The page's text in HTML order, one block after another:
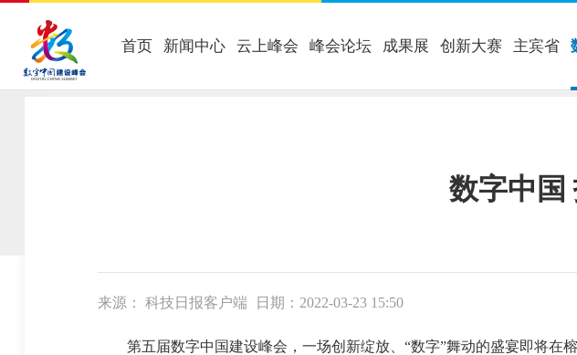
首页 新闻中心 云上峰会 峰会论坛 成果展 创新大赛 主宾省
当前位置： -数字中国 -工作动态
数字中国
来源： 科技日报客户端 日期：2022-03-23 15:50
第五届数字中国建设峰会，一场创新绽放、“数字”舞动的盛宴即将在